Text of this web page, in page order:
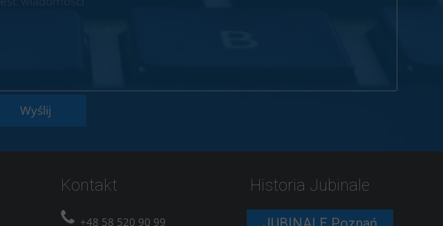
Wyślij
Historia Jubinale
Kontakt
+48 58 520 90 99